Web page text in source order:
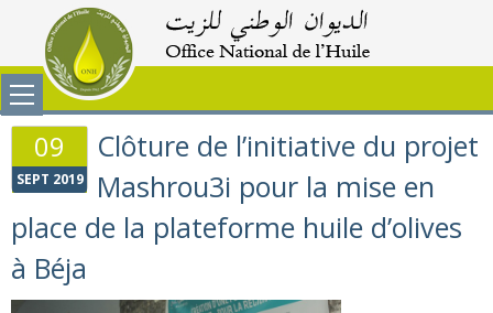
09
SEPT 2019
Clôture de l’initiative du projet
Mashrou3i pour la mise en
place de la plateforme huile d’olives
à Béja